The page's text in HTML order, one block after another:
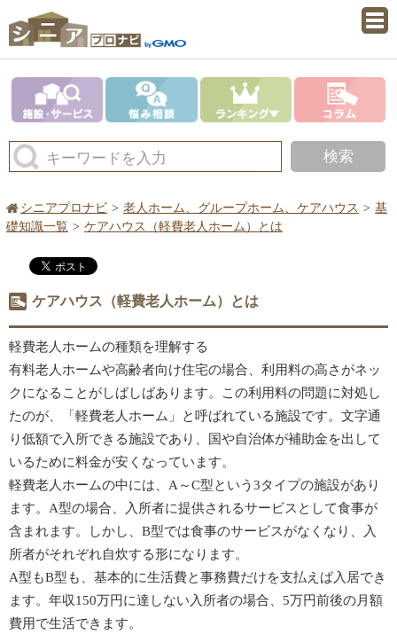
キーワードを入力 検索
シニアプロナビ 老人ホーム、グループホーム、ケアハウス
基
礎知識一覧
ケアハウス（軽費老人ホーム）とは
ケアハウス（軽費老人ホーム）とは
軽費老人ホームの種類を理解する
有料老人ホームや高齢者向け住宅の場合、利用料の高さがネッ
クになることがしばしばあります。この利用料の問題に対処し
たのが、「軽費老人ホーム」と呼ばれている施設です。文字通
り低額で入所できる施設であり、国や自治体が補助金を出して
いるために料金が安くなっています。
軽費老人ホームの中には、A～C型という3タイプの施設があり
ます。A型の場合、入所者に提供されるサービスとして食事が
含まれます。しかし、B型では食事のサービスがなくなり、入
所者がそれぞれ自炊する形になります。
A型もB型も、基本的に生活費と事務費だけを支払えば入居でき
ます。年収150万円に達しない入所者の場合、5万円前後の月額
費用で生活できます。